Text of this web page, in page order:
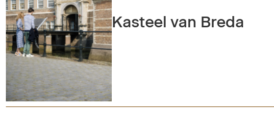
Kasteel van Breda